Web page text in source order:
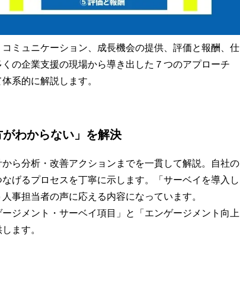
ミュニケーション、成長機会の提供、評価と報酬、仕
の企業支援の現場から導き出した７つのアプローチ
系的に解説します。
わからない」を解決
ら分析・改善アクションまでを一貫して解説。自社の
げるプロセスを丁寧に示します。「サーベイを導入し
事担当者の声に応える内容になっています。
ジメント・サーベイ項目」と「エンゲージメント向上
ます。